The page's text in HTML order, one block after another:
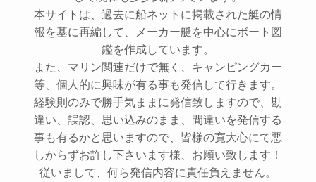
本サイトは、過去に船ネットに掲載された艇の情
報を基に再編して、メーカー艇を中心にボート図
鑑を作成しています。
また、マリン関連だけで無く、キャンピングカー
等、個人的に興味が有る事も発信して行きます。
経験則のみで勝手気ままに発信致しますので、勘
違い、誤認、思い込みのまま、間違いを発信する
事も有るかと思いますので、皆様の寛大心にて悪
しからずお許し下さいます様、お願い致します！
従いまして、何ら発信内容に責任負えません。